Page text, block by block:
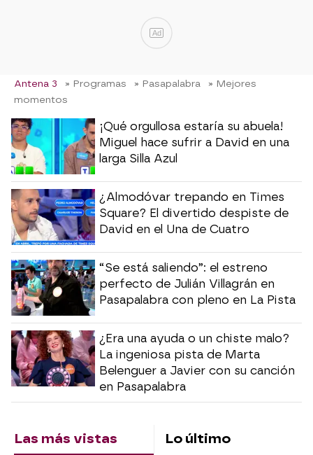
Ad
Antena 3 » Programas » Pasapalabra
» Mejores
momentos
¡Qué orgullosa estaría su abuela!
Miguel hace sufrir a David en una
larga Silla Azul
¿Almodóvar trepando en Times
Square? El divertido despiste de
David en el Una de Cuatro
“Se está saliendo”: el estreno
perfecto de Julián Villagrán en
Pasapalabra con pleno en La Pista
¿Era una ayuda o un chiste malo?
La ingeniosa pista de Marta
Belenguer a Javier con su canción
en Pasapalabra
Las más vistas Lo último